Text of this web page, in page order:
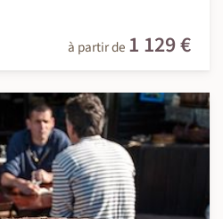
à partir de 1 129 €